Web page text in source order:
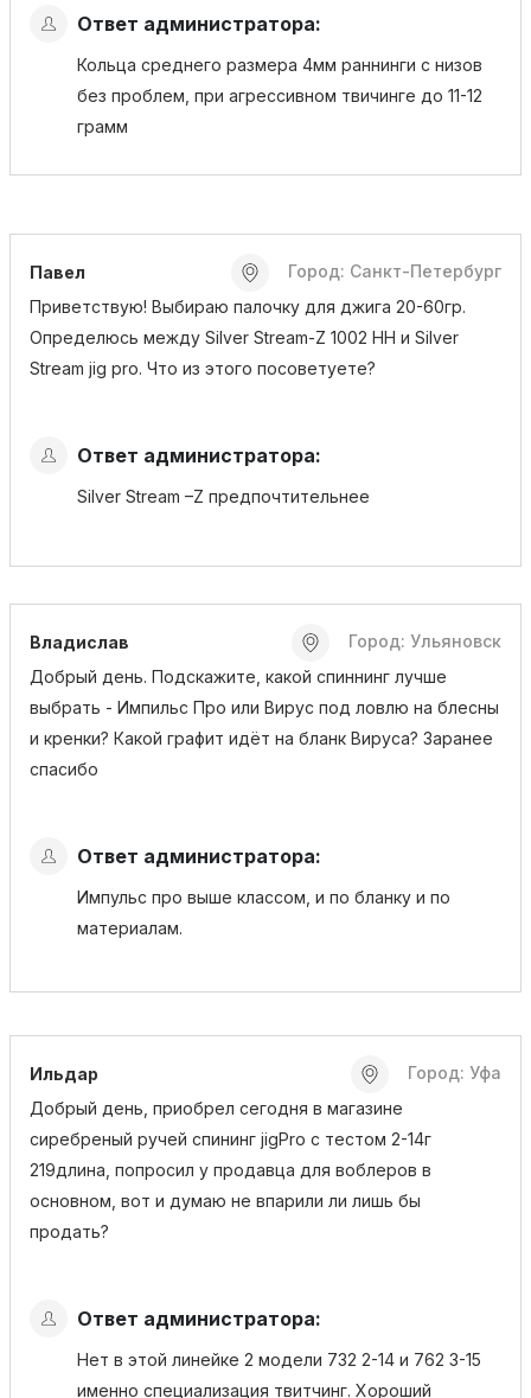
Ответ администратора:
Кольца среднего размера 4мм раннинги с низов
без проблем, при агрессивном твичинге до 11-12
грамм
Павел
Город: Санкт-Петербург
Приветствую! Выбираю палочку для джига 20-60гр.
Определюсь между Silver Stream-Z 1002 HH и Silver
Stream jig pro. Что из этого посоветуете?
Ответ администратора:
Silver Stream –Z предпочтительнее
Владислав
Город: Ульяновск
Добрый день. Подскажите, какой спиннинг лучше
выбрать - Импильс Про или Вирус под ловлю на блесны
и кренки? Какой графит идёт на бланк Вируса? Заранее
спасибо
Ответ администратора:
Импульс про выше классом, и по бланку и по
материалам.
Ильдар
Город: Уфа
Добрый день, приобрел сегодня в магазине
сиребреный ручей спининг jigPro с тестом 2-14г
219длина, попросил у продавца для воблеров в
основном, вот и думаю не впарили ли лишь бы
продать?
Ответ администратора:
Нет в этой линейке 2 модели 732 2-14 и 762 3-15
именно специализация твитчинг. Хороший